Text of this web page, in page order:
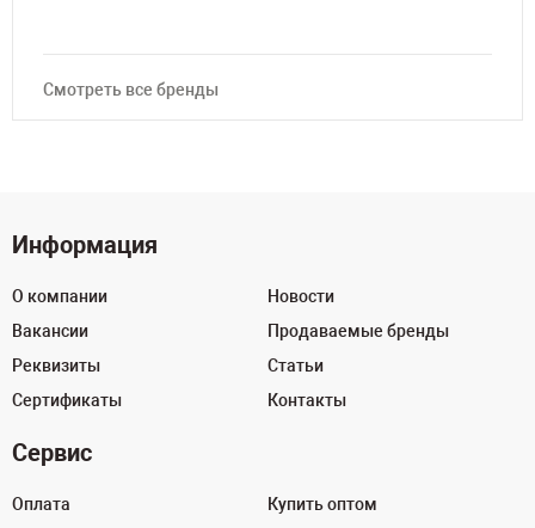
Смотреть все бренды
Информация
О компании
Вакансии
Реквизиты
Сертификаты
Новости
Продаваемые бренды
Статьи
Контакты
Сервис
Оплата
Купить оптом